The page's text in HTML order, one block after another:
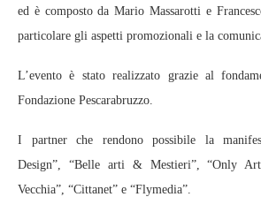
ed è composto da Mario Massarotti e
particolare gli aspetti promozionali e la
L’evento è stato realizzato grazie al
Fondazione Pescarabruzzo.
I partner che rendono possibile la
Design”, “Belle arti & Mestieri”, “Only
Vecchia”, “Cittanet” e “Flymedia”.